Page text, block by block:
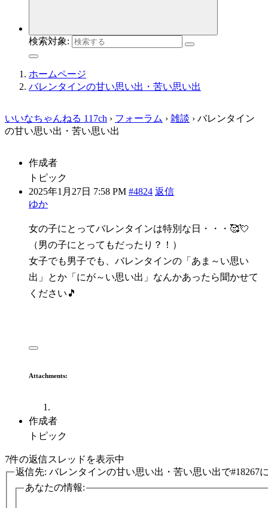
検索対象:
ホームページ
バレンタインの甘い思い出・苦い思い出
いいなちゃんねる 117ch › フォーラム › 雑談 › バレンタイン
の甘い思い出・苦い思い出
作成者
トピック
2025年1月27日 7:58 PM #4824 返信
ゆか
女の子にとってバレンタインは特別な日・・・🥰💘
（男の子にとってもだったり？！）
女子でも男子でも、バレンタインの「あま～い思い
出」とか「にが～い思い出」なんかあったら聞かせて
ください🎵
Attachments:
作成者
トピック
7件の返信スレッドを表示中
返信先: バレンタインの甘い思い出・苦い思い出で#18267
あなたの情報: